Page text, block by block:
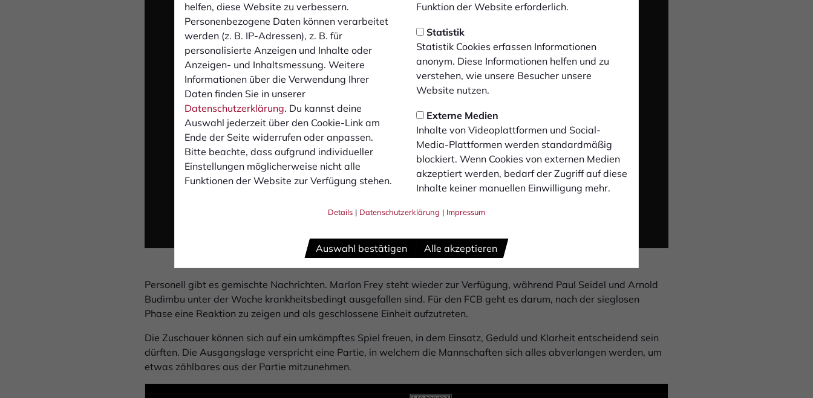
helfen, diese Website zu verbessern.
Personenbezogene Daten können verarbeitet
werden (z. B. IP-Adressen), z. B. für
personalisierte Anzeigen und Inhalte oder
Anzeigen- und Inhaltsmessung. Weitere
Informationen über die Verwendung Ihrer
Daten finden Sie in unserer
Datenschutzerklärung. Du kannst deine
Auswahl jederzeit über den Cookie-Link am
Ende der Seite widerrufen oder anpassen.
Bitte beachte, dass aufgrund individueller
Einstellungen möglicherweise nicht alle
Funktionen der Website zur Verfügung stehen.
Funktion der Website erforderlich.
Statistik
Statistik Cookies erfassen Informationen
anonym. Diese Informationen helfen und zu
verstehen, wie unsere Besucher unsere
Website nutzen.
Externe Medien
Inhalte von Videoplattformen und Social-
Media-Plattformen werden standardmäßig
blockiert. Wenn Cookies von externen Medien
akzeptiert werden, bedarf der Zugriff auf diese
Inhalte keiner manuellen Einwilligung mehr.
Details | Datenschutzerklärung | Impressum
Auswahl bestätigen Alle akzeptieren
Das Video wird erst nach dem Klick von YouTube geladen und
abgespielt. Dazu baut dein Browser eine direkte Verbindung zu den
YouTube-Servern auf. Mehr Informationen kannst du unserer
Datenschutzerklärung entnehmen.
Video laden
Personell gibt es gemischte Nachrichten. Marlon Frey steht wieder zur Verfügung, während Paul Seidel und Arnold
Budimbu unter der Woche krankheitsbedingt ausgefallen sind. Für den FCB geht es darum, nach der sieglosen
Phase eine Reaktion zu zeigen und als geschlossene Einheit aufzutreten.
Die Zuschauer können sich auf ein umkämpftes Spiel freuen, in dem Einsatz, Geduld und Klarheit entscheidend sein
dürften. Die Ausgangslage verspricht eine Partie, in welchem die Mannschaften sich alles abverlangen werden, um
etwas zählbares aus der Partie mitzunehmen.